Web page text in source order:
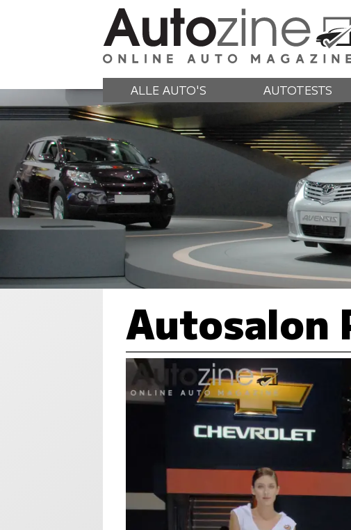
ALLE AUTO'S AUTOTESTS
Autosalon